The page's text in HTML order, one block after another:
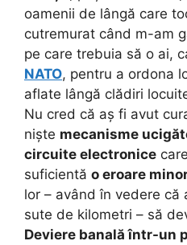
oamenii de lângă care
cutremurat când m-am
pe care trebuia să o ai,
NATO, pentru a ordona
aflate lângă clădiri
Nu cred că aș fi avut
niște mecanisme
circuite electronice
suficientă o eroare
lor – având în vedere că
sute de kilometri – să
Deviere banală într-un